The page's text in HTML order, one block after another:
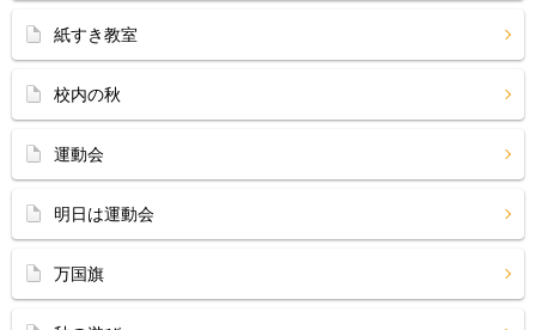
紙すき教室
校内の秋
運動会
明日は運動会
万国旗